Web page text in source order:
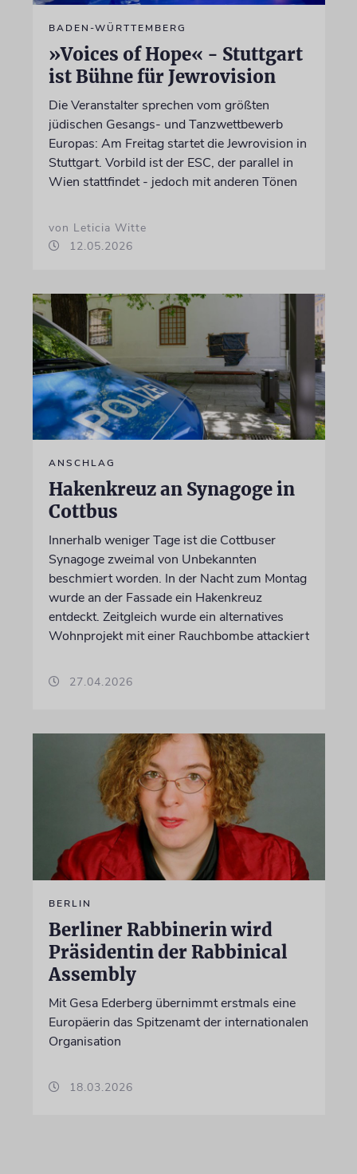
BADEN-WÜRTTEMBERG
»Voices of Hope« - Stuttgart
ist Bühne für Jewrovision
Die Veranstalter sprechen vom größten
jüdischen Gesangs- und Tanzwettbewerb
Europas: Am Freitag startet die Jewrovision in
Stuttgart. Vorbild ist der ESC, der parallel in
Wien stattfindet - jedoch mit anderen Tönen
von Leticia Witte
12.05.2026
ANSCHLAG
Hakenkreuz an Synagoge in
Cottbus
Innerhalb weniger Tage ist die Cottbuser
Synagoge zweimal von Unbekannten
beschmiert worden. In der Nacht zum Montag
wurde an der Fassade ein Hakenkreuz
entdeckt. Zeitgleich wurde ein alternatives
Wohnprojekt mit einer Rauchbombe attackiert
27.04.2026
BERLIN
Berliner Rabbinerin wird
Präsidentin der Rabbinical
Assembly
Mit Gesa Ederberg übernimmt erstmals eine
Europäerin das Spitzenamt der internationalen
Organisation
18.03.2026